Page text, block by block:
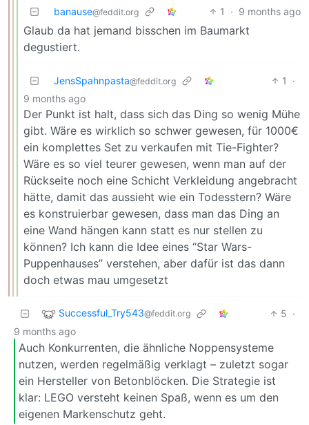
banause@feddit.org 1 · 9 months ago
Glaub da hat jemand bisschen im Baumarkt
degustiert.
JensSpahnpasta@feddit.org 1
·
9 months ago
Der Punkt ist halt, dass sich das Ding so wenig Mühe
gibt. Wäre es wirklich so schwer gewesen, für 1000€
ein komplettes Set zu verkaufen mit Tie-Fighter?
Wäre es so viel teurer gewesen, wenn man auf der
Rückseite noch eine Schicht Verkleidung angebracht
hätte, damit das aussieht wie ein Todesstern? Wäre
es konstruierbar gewesen, dass man das Ding an
eine Wand hängen kann statt es nur stellen zu
können? Ich kann die Idee eines “Star Wars-
Puppenhauses” verstehen, aber dafür ist das dann
doch etwas mau umgesetzt
Successful_Try543@feddit.org 5 ·
9 months ago
Auch Konkurrenten, die ähnliche Noppensysteme
nutzen, werden regelmäßig verklagt – zuletzt sogar
ein Hersteller von Betonblöcken. Die Strategie ist
klar: LEGO versteht keinen Spaß, wenn es um den
eigenen Markenschutz geht.